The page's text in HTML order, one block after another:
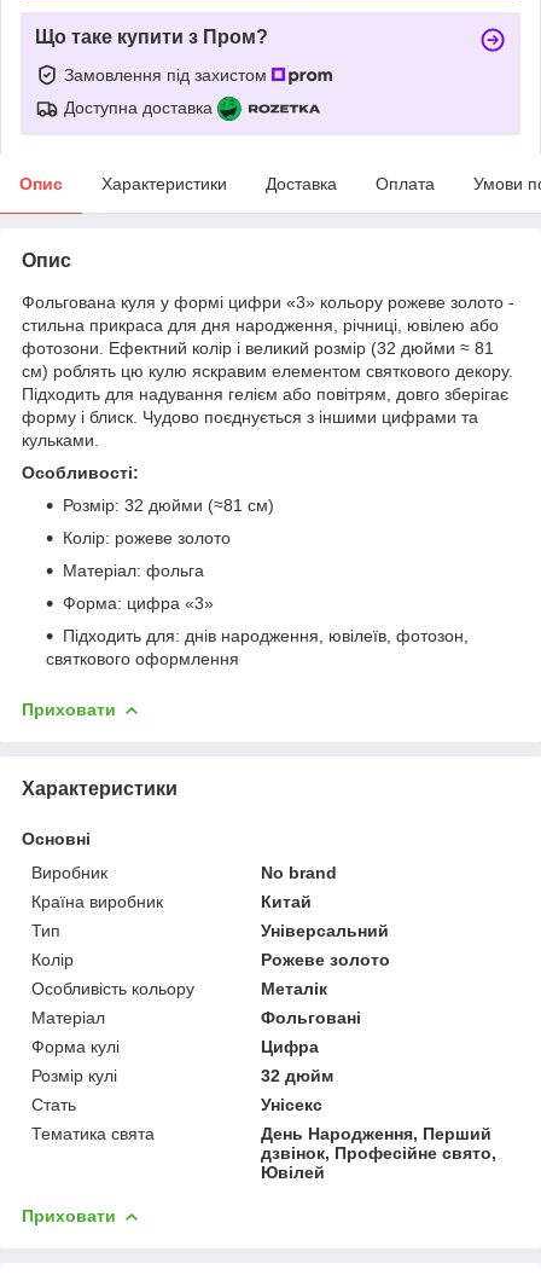
Що таке купити з Пром?
Замовлення під захистом
Доступна доставка
Опис Характеристики Доставка Оплата Умови
Опис
Фольгована куля у формі цифри «3» кольору рожеве золото -
стильна прикраса для дня народження, річниці, ювілею або
фотозони. Ефектний колір і великий розмір (32 дюйми ≈ 81
см) роблять цю кулю яскравим елементом святкового декору.
Підходить для надування гелієм або повітрям, довго зберігає
форму і блиск. Чудово поєднується з іншими цифрами та
кульками.
Особливості:
Розмір: 32 дюйми (≈81 см)
Колір: рожеве золото
Матеріал: фольга
Форма: цифра «3»
Підходить для: днів народження, ювілеїв, фотозон,
святкового оформлення
Приховати
Характеристики
Основні
Виробник
No brand
Країна виробник
Китай
Тип
Універсальний
Колір
Рожеве золото
Особливість кольору
Металік
Матеріал
Фольговані
Форма кулі
Цифра
Розмір кулі
32 дюйм
Стать
Унісекс
Тематика свята
День Народження, Перший
дзвінок, Професійне свято,
Ювілей
Приховати